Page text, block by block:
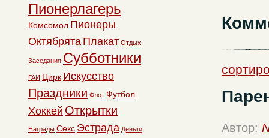
Автор:
Пионерлагерь
Комсомол Пионеры
Октябрята Плакат Отдых
Заседания Субботники
ГАИ Цирк Искусство
Праздники Флот Футбол
Хоккей Открытки
Награды Секс Эстрада Деньги